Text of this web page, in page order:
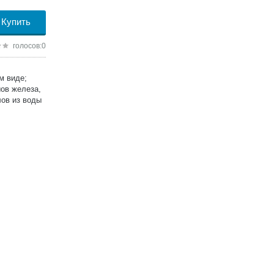
Купить
голосов:0
виде;
железа,
из воды